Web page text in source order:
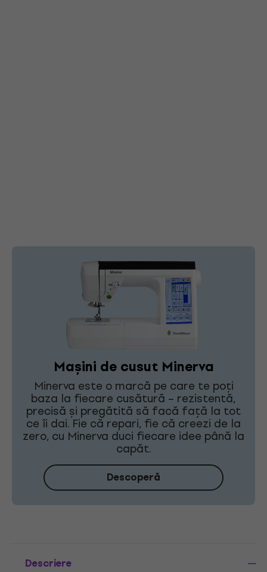
Mașini de cusut Minerva
Minerva este o marcă pe care te poți
baza la fiecare cusătură – rezistentă,
precisă și pregătită să facă față la tot
ce îi dai. Fie că repari, fie că creezi de la
zero, cu Minerva duci fiecare idee până la
capăt.
Descoperă
Descriere